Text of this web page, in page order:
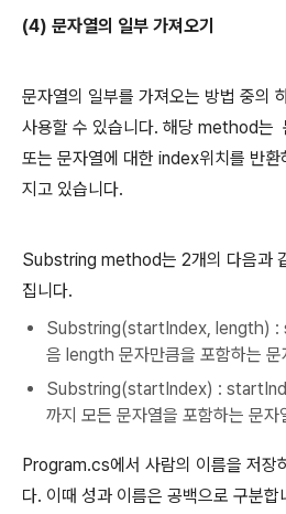
(4) 문자열의 일부 가져오기
문자열의 일부를 가져오는 방법 중
사용할 수 있습니다. 해당 method는
또는 문자열에 대한 index위치를 반
지고 있습니다.
Substring method는 2개의 다음과
집니다.
Substring(startIndex, length) :
음 length 문자만큼을 포함하는 문
Substring(startIndex) :
까지 모든 문자열을 포함하는 문
Program.cs에서 사람의 이름을 저장
다. 이때 성과 이름은 공백으로 구분합